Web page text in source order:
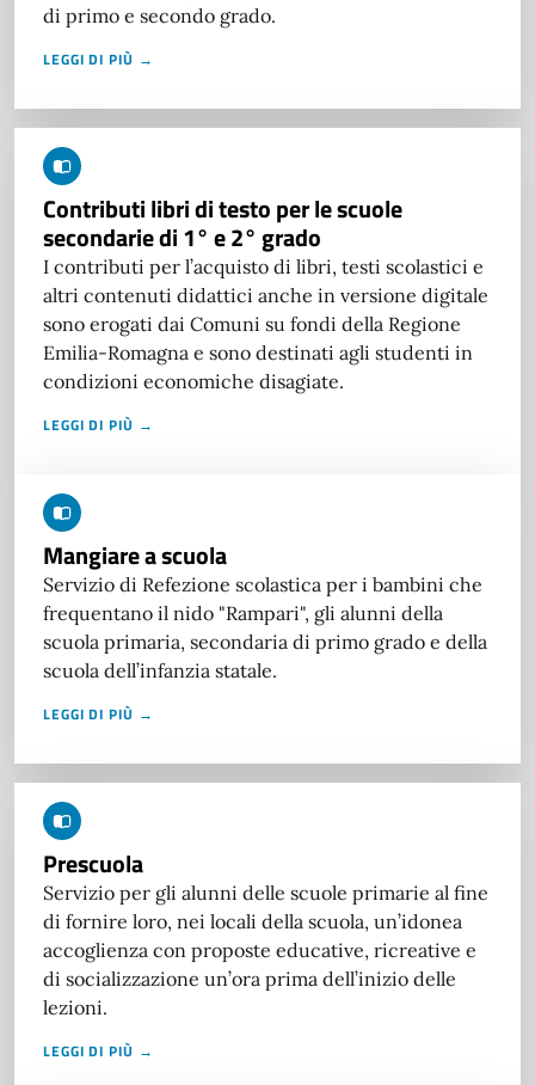
di primo e secondo grado.
LEGGI DI PIÙ →
Contributi libri di testo per le scuole
secondarie di 1° e 2° grado
I contributi per l’acquisto di libri, testi scolastici e
altri contenuti didattici anche in versione digitale
sono erogati dai Comuni su fondi della Regione
Emilia-Romagna e sono destinati agli studenti in
condizioni economiche disagiate.
LEGGI DI PIÙ →
Mangiare a scuola
Servizio di Refezione scolastica per i bambini che
frequentano il nido "Rampari", gli alunni della
scuola primaria, secondaria di primo grado e della
scuola dell’infanzia statale.
LEGGI DI PIÙ →
Prescuola
Servizio per gli alunni delle scuole primarie al fine
di fornire loro, nei locali della scuola, un’idonea
accoglienza con proposte educative, ricreative e
di socializzazione un’ora prima dell’inizio delle
lezioni.
LEGGI DI PIÙ →